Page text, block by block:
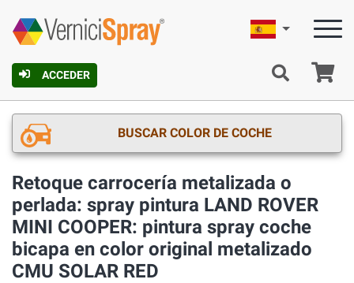
ACCEDER
Español
BUSCAR COLOR DE COCHE
Retoque carrocería metalizada o
perlada: spray pintura LAND ROVER
MINI COOPER: pintura spray coche
bicapa en color original metalizado
CMU SOLAR RED